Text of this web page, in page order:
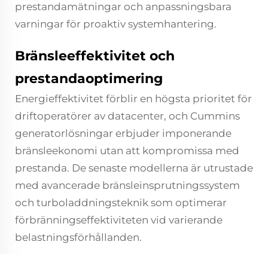
prestandamätningar och anpassningsbara
varningar för proaktiv systemhantering.
Bränsleeffektivitet och
prestandaoptimering
Energieffektivitet förblir en högsta prioritet för
driftoperatörer av datacenter, och Cummins
generatorlösningar erbjuder imponerande
bränsleekonomi utan att kompromissa med
prestanda. De senaste modellerna är utrustade
med avancerade bränsleinsprutningssystem
och turboladdningsteknik som optimerar
förbränningseffektiviteten vid varierande
belastningsförhållanden.